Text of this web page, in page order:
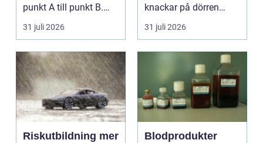
punkt A till punkt B.
För många är res...
31 juli 2026
knackar på dörren
förändras vardagen
snabbt....
31 juli 2026
Riskutbildning mer
Blodprodukter